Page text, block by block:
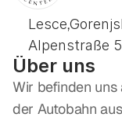
Lesce,
Alpenstraße
Über uns
Wir befinden uns
der Autobahn